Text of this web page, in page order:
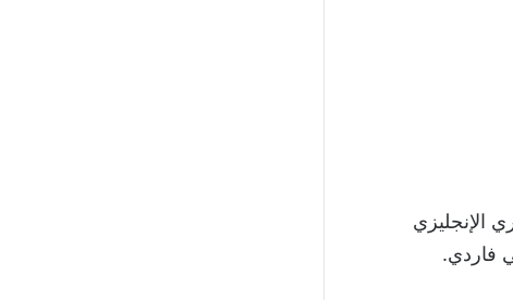
الإنجليزي
فاردي.